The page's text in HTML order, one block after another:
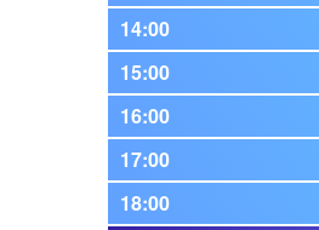
14:00
15:00
16:00
17:00
18:00